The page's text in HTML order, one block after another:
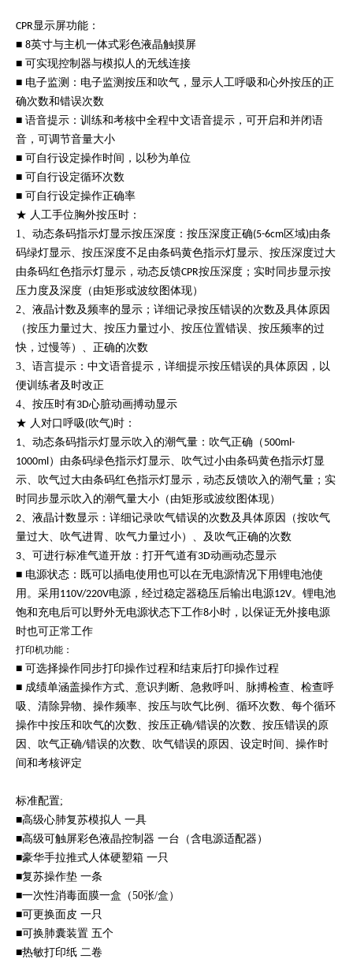
CPR显示屏功能：
■ 8英寸与主机一体式彩色液晶触摸屏
■ 可实现控制器与模拟人的无线连接
■ 电子监测：电子监测按压和吹气，显示人工呼吸和心外按压的正
确次数和错误次数
■ 语音提示：训练和考核中全程中文语音提示，可开启和并闭语
音，可调节音量大小
■ 可自行设定操作时间，以秒为单位
■ 可自行设定循环次数
■ 可自行设定操作正确率
★ 人工手位胸外按压时：
1、动态条码指示灯显示按压深度：按压深度正确(5-6cm 区域)由条
码绿灯显示、按压深度不足由条码黄色指示灯显示、按压深度过大
由条码红色指示灯显示，动态反馈CPR按压深度；实时同步显示按
压力度及深度（由矩形或波纹图体现）
2、液晶计数及频率的显示；详细记录按压错误的次数及具体原因
（按压力量过大、按压力量过小、按压位置错误、按压频率的过
快，过慢等）、正确的次数
3、语言提示：中文语音提示，详细提示按压错误的具体原因，以
便训练者及时改正
4、按压时有3D心脏动画搏动显示
★ 人对口呼吸 ( 吹气)时：
1 、动态条码指示灯显示吹入的潮气量：吹气正确（ 500ml-
1000ml ）由条码绿色指示灯显示、吹气过小由条码黄色指示灯显
示、吹气过大由条码红色指示灯显示，动态反馈吹入的潮气量；实
时同步显示吹入的潮气量大小（由矩形或波纹图体现）
2 、液晶计数显示：详细记录吹气错误的次数及具体原因（按吹气
量过大、吹气进胃、吹气力量过小）、及吹气正确的次数
3 、可进行标准气道开放：打开气道有3D动画动态显示
■ 电源状态：既可以插电使用也可以在无电源情况下用锂电池使
用。采用 110V/220V电源，经过稳定器稳压后输出电源12V。锂电池
饱和充电后可以野外无电源状态下工作8小时，以保证无外接电源
时也可正常工作
打印机功能：
■ 可选择操作同步打印操作过程和结束后打印操作过程
■ 成绩单涵盖操作方式、意识判断、急救呼叫、脉搏检查、检查呼
吸、清除异物、操作频率、按压与吹气比例、循环次数、每个循环
操作中按压和吹气的次数、按压正确/错误的次数、按压错误的原
因、吹气正确/错误的次数、吹气错误的原因、设定时间、操作时
间和考核评定
标准配置;
■高级心肺复苏模拟人 一具
■高级可触屏彩色液晶控制器 一台（含电源适配器）
■豪华手拉推式人体硬塑箱 一只
■复苏操作垫 一条
■一次性消毒面膜一盒（50张/盒）
■可更换面皮 一只
■可换肺囊装置 五个
■热敏打印纸 二卷